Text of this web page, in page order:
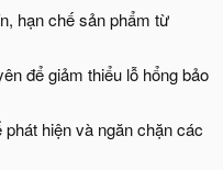
hạn chế sản phẩm từ
để giảm thiểu lỗ hổng bảo
hiện và ngăn chặn các